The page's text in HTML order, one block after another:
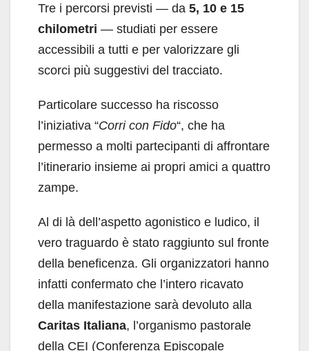
Tre i percorsi previsti — da 5, 10 e 15
chilometri — studiati per essere
accessibili a tutti e per valorizzare gli
scorci più suggestivi del tracciato.
Particolare successo ha riscosso
l’iniziativa “Corri con Fido“, che ha
permesso a molti partecipanti di affrontare
l’itinerario insieme ai propri amici a quattro
zampe.
Al di là dell’aspetto agonistico e ludico, il
vero traguardo è stato raggiunto sul fronte
della beneficenza. Gli organizzatori hanno
infatti confermato che l’intero ricavato
della manifestazione sarà devoluto alla
Caritas Italiana, l’organismo pastorale
della CEI (Conferenza Episcopale